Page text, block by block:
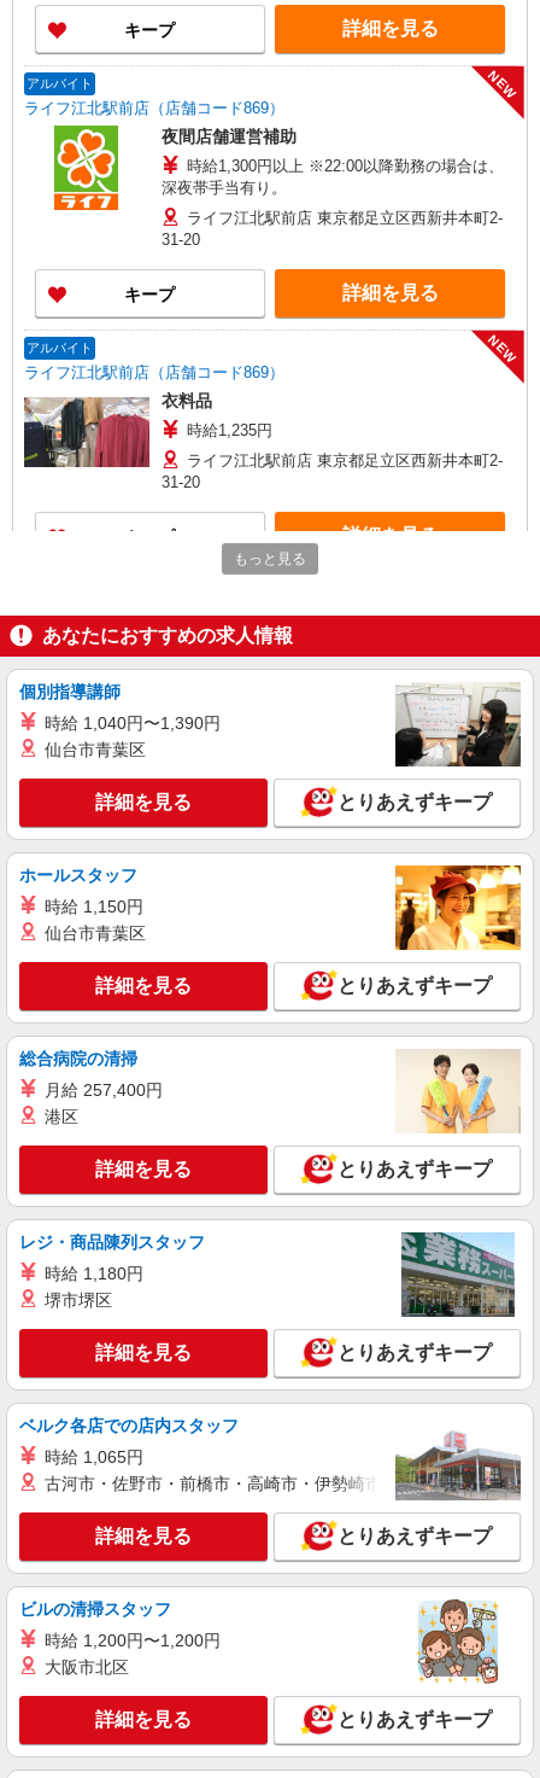
キープ 詳細を見る
アルバイト
ライフ江北駅前店（店舗コード869）
NEW
夜間店舗運営補助
時給1,300円以上 ※22:00以降勤務の場合は、
深夜帯手当有り。
ライフ江北駅前店 東京都足立区西新井本町2-
31-20
キープ 詳細を見る
アルバイト
ライフ江北駅前店（店舗コード869）
NEW
衣料品
時給1,235円
ライフ江北駅前店 東京都足立区西新井本町2-
31-20
キープ 詳細を見る
ライフ江北駅前店（店舗コード869）
鮮魚
時給1,260円以上
ライフ江北駅前店 東京都足立区西新井本町2-
31-20
キープ 詳細を見る
パート
ライフ大谷田店（店舗コード871）
NEW
ライフ大谷田店 東京都足立区大谷田5-18-11
詳細を見る
パート
ライフ江北駅前店（店舗コード869）
NEW
ライフ江北駅前店 東京都足立区西新井本町2-
31-20
キープ 詳細を見る
パート NEW
ベーカリー
時給1,235円以上
キープ 詳細を見る
ライフ江北駅前店（店舗コード869）
NEW
レジ
ライフ江北駅前店 東京都足立区西新井本町2-
キープ 詳細を見る
NEW
もっと見る
あなたにおすすめの求人情報
個別指導講師
時給 1,040円〜1,390円
仙台市青葉区
詳細を見る とりあえずキープ
ホールスタッフ
時給 1,150円
仙台市青葉区
詳細を見る とりあえずキープ
総合病院の清掃
月給 257,400円
港区
詳細を見る とりあえずキープ
レジ・商品陳列スタッフ
時給 1,180円
堺市堺区
詳細を見る とりあえずキープ
ベルク各店での店内スタッフ
時給 1,065円
古河市・佐野市・前橋市・高崎市・伊勢崎市・太田市・館林市
詳細を見る とりあえずキープ
ビルの清掃スタッフ
時給 1,200円〜1,200円
大阪市北区
詳細を見る とりあえずキープ